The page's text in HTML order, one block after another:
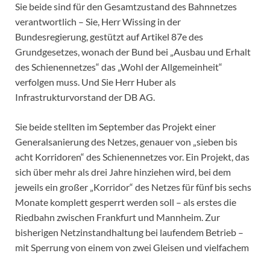
Sie beide sind für den Gesamtzustand des Bahnnetzes
verantwortlich – Sie, Herr Wissing in der
Bundesregierung, gestützt auf Artikel 87e des
Grundgesetzes, wonach der Bund bei „Ausbau und Erhalt
des Schienennetzes“ das „Wohl der Allgemeinheit“
verfolgen muss. Und Sie Herr Huber als
Infrastrukturvorstand der DB AG.
Sie beide stellten im September das Projekt einer
Generalsanierung des Netzes, genauer von „sieben bis
acht Korridoren“ des Schienennetzes vor. Ein Projekt, das
sich über mehr als drei Jahre hinziehen wird, bei dem
jeweils ein großer „Korridor“ des Netzes für fünf bis sechs
Monate komplett gesperrt werden soll – als erstes die
Riedbahn zwischen Frankfurt und Mannheim. Zur
bisherigen Netzinstandhaltung bei laufendem Betrieb –
mit Sperrung von einem von zwei Gleisen und vielfachem